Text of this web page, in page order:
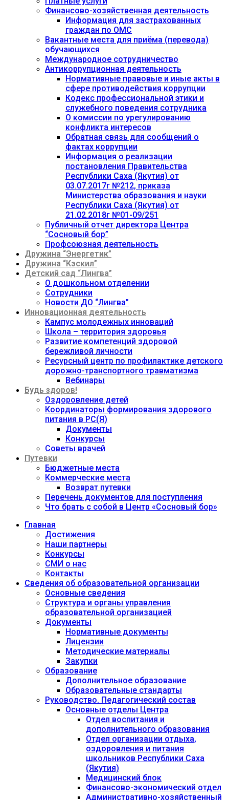
Финансово-хозяйственная деятельность
Информация для застрахованных
граждан по ОМС
Вакантные места для приёма (перевода)
обучающихся
Международное сотрудничество
Антикоррупционная деятельность
Нормативные правовые и иные акты в
сфере противодействия коррупции
Кодекс профессиональной этики и
служебного поведения сотрудника
О комиссии по урегулированию
конфликта интересов
Обратная связь для сообщений о
фактах коррупции
Информация о реализации
постановления Правительства
Республики Саха (Якутия) от
03.07.2017г №212, приказа
Министерства образования и науки
Республики Саха (Якутия) от
21.02.2018г №01-09/251
Публичный отчет директора Центра
“Сосновый бор”
Профсоюзная деятельность
Дружина “Энергетик”
Дружина “Кэскил”
Детский сад “Лингва”
О дошкольном отделении
Сотрудники
Новости ДО “Лингва”
Инновационная деятельность
Кампус молодежных инноваций
Школа – территория здоровья
Развитие компетенций здоровой
бережливой личности
Ресурсный центр по профилактике детского
дорожно-транспортного травматизма
Вебинары
Будь здоров!
Оздоровление детей
Координаторы формирования здорового
питания в РС(Я)
Документы
Конкурсы
Советы врачей
Путевки
Бюджетные места
Коммерческие места
Возврат путевки
Перечень документов для поступления
Что брать с собой в Центр «Сосновый бор»
Главная
Достижения
Наши партнеры
Конкурсы
СМИ о нас
Контакты
Сведения об образовательной организации
Основные сведения
Структура и органы управления
образовательной организацией
Документы
Нормативные документы
Лицензии
Методические материалы
Закупки
Образование
Дополнительное образование
Образовательные стандарты
Руководство. Педагогический состав
Основные отделы Центра
Отдел воспитания и
дополнительного образования
Отдел организации отдыха,
оздоровления и питания
школьников Республики Саха
(Якутия)
Медицинский блок
Финансово-экономический отдел
Административно-хозяйственный